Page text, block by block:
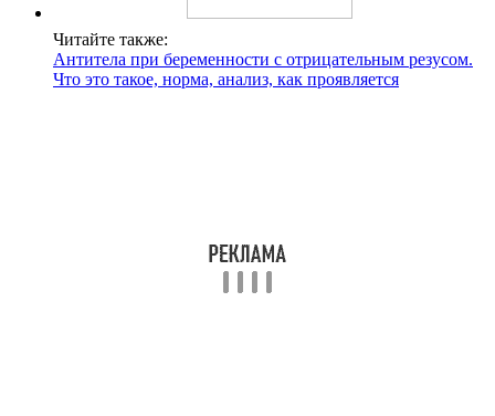
Читайте также:
Антитела при беременности с отрицательным резусом.
Что это такое, норма, анализ, как проявляется